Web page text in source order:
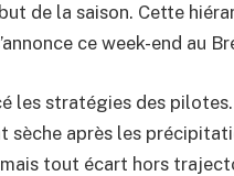
de la saison. Cette
ce week-end au
les stratégies des
sèche après les
tout écart hors